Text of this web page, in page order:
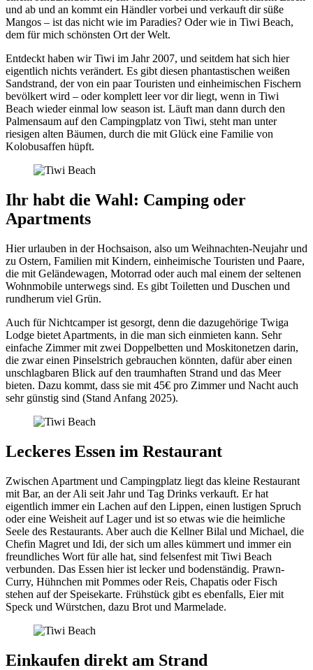
und ab und an kommt ein Händler vorbei und verkauft dir süße
Mangos – ist das nicht wie im Paradies? Oder wie in Tiwi Beach,
dem für mich schönsten Ort der Welt.
Entdeckt haben wir Tiwi im Jahr 2007, und seitdem hat sich hier
eigentlich nichts verändert. Es gibt diesen phantastischen weißen
Sandstrand, der von ein paar Touristen und einheimischen Fischern
bevölkert wird – oder komplett leer vor dir liegt, wenn in Tiwi
Beach wieder einmal low season ist. Läuft man dann durch den
Palmensaum auf den Campingplatz von Tiwi, steht man unter
riesigen alten Bäumen, durch die mit Glück eine Familie von
Kolobusaffen hüpft.
Ihr habt die Wahl: Camping oder
Apartments
Hier urlauben in der Hochsaison, also um Weihnachten-Neujahr und
zu Ostern, Familien mit Kindern, einheimische Touristen und Paare,
die mit Geländewagen, Motorrad oder auch mal einem der seltenen
Wohnmobile unterwegs sind. Es gibt Toiletten und Duschen und
rundherum viel Grün.
Auch für Nichtcamper ist gesorgt, denn die dazugehörige Twiga
Lodge bietet Apartments, in die man sich einmieten kann. Sehr
einfache Zimmer mit zwei Doppelbetten und Moskitonetzen darin,
die zwar einen Pinselstrich gebrauchen könnten, dafür aber einen
unschlagbaren Blick auf den traumhaften Strand und das Meer
bieten. Dazu kommt, dass sie mit 45€ pro Zimmer und Nacht auch
sehr günstig sind (Stand Anfang 2025).
Leckeres Essen im Restaurant
Zwischen Apartment und Campingplatz liegt das kleine Restaurant
mit Bar, an der Ali seit Jahr und Tag Drinks verkauft. Er hat
eigentlich immer ein Lachen auf den Lippen, einen lustigen Spruch
oder eine Weisheit auf Lager und ist so etwas wie die heimliche
Seele des Restaurants. Aber auch die Kellner Bilal und Michael, die
Chefin Magret und Idi, der sich um alles kümmert und immer ein
freundliches Wort für alle hat, sind felsenfest mit Tiwi Beach
verbunden. Das Essen hier ist lecker und bodenständig. Prawn-
Curry, Hühnchen mit Pommes oder Reis, Chapatis oder Fisch
stehen auf der Speisekarte. Frühstück gibt es ebenfalls, Eier mit
Speck und Würstchen, dazu Brot und Marmelade.
Einkaufen direkt am Strand